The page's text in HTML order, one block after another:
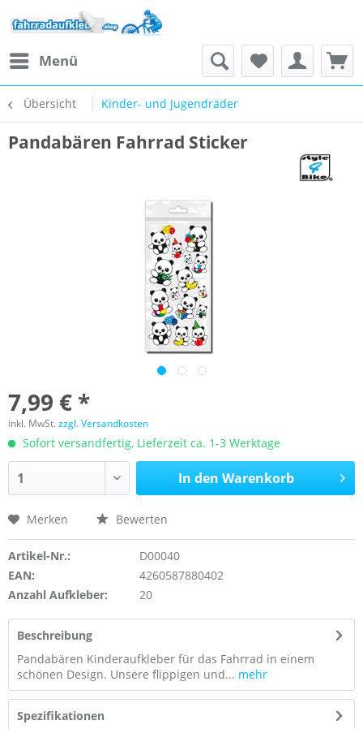
Menü
Übersicht Kinder- und Jugendräder
Pandabären Fahrrad Sticker
7,99 € *
inkl. MwSt.zzgl. Versandkosten
Sofort versandfertig, Lieferzeit ca. 1-3 Werktage
In den Warenkorb
Merken Bewerten
Artikel-Nr.:
D00040
EAN:
4260587880402
Anzahl Aufkleber:
20
Beschreibung
Pandabären Kinderaufkleber für das Fahrrad in einem
schönen Design. Unsere flippigen und... mehr
Spezifikationen